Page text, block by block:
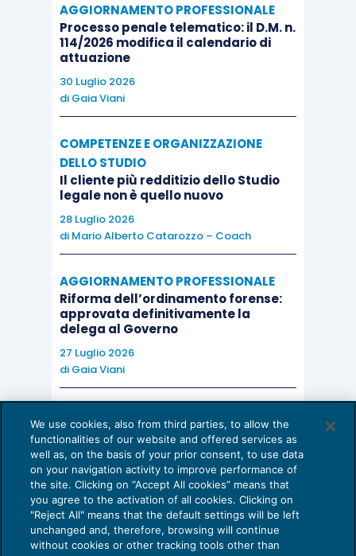
AGGIORNAMENTO PROFESSIONALE
Processo penale telematico: il D.M. n.
114/2026 modifica il calendario di
attuazione
30 Luglio 2026
di Gaia Viani
COMPETENZE E ORGANIZZAZIONE
DELLO STUDIO
Il cliente più redditizio dello Studio
legale non è quello nuovo
28 Luglio 2026
di Mario Alberto Catarozzo – Coach
AGGIORNAMENTO PROFESSIONALE
Riforma dell’ordinamento forense:
approvata definitivamente la
delega al Governo
27 Luglio 2026
di Gaia Viani
Come evitare le allucinazioni dell’AI:
guida per l’avvocato
24 Luglio 2026
di Sofia Savoia
We use cookies, also from third parties, to allow the
functionalities of our website and offered services as
well as, on the basis of your prior consent, to use data
on your navigation activity to improve performance of
the site. Clicking on “Accept All cookies” means that
you agree to the activation of all cookies. Clicking on
"Reject All" means that the default settings will be left
unchanged and, therefore, browsing will continue
without cookies or other tracking tools other than